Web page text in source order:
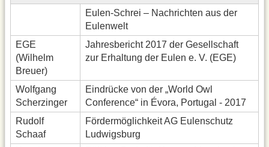
Eulen-Schrei – Nachrichten aus der
Eulenwelt
EGE
(Wilhelm
Breuer)
Jahresbericht 2017 der Gesellschaft
zur Erhaltung der Eulen e. V. (EGE)
Wolfgang
Scherzinger
Eindrücke von der „World Owl
Conference“ in Évora, Portugal - 2017
Rudolf
Schaaf
Fördermöglichkeit AG Eulenschutz
Ludwigsburg